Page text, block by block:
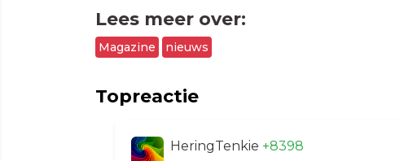
Lees meer over:
Magazine nieuws
Topreactie
HeringTenkie +8398